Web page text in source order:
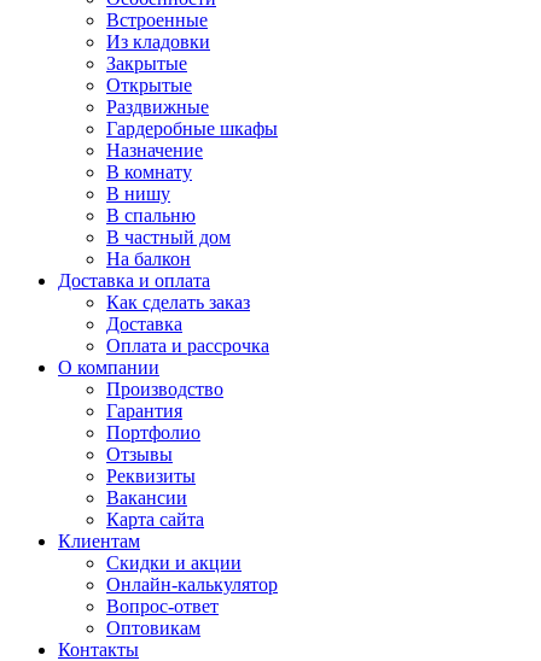
Встроенные
Из кладовки
Закрытые
Открытые
Раздвижные
Гардеробные шкафы
Назначение
В комнату
В нишу
В спальню
В частный дом
На балкон
Доставка и оплата
Как сделать заказ
Доставка
Оплата и рассрочка
О компании
Производство
Гарантия
Портфолио
Отзывы
Реквизиты
Вакансии
Карта сайта
Клиентам
Скидки и акции
Онлайн-калькулятор
Вопрос-ответ
Оптовикам
Контакты